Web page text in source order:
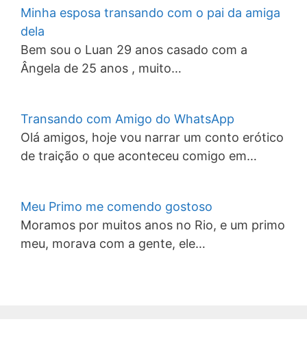
Minha esposa transando com o pai da amiga
dela
Bem sou o Luan 29 anos casado com a
Ângela de 25 anos , muito…
Transando com Amigo do WhatsApp
Olá amigos, hoje vou narrar um conto erótico
de traição o que aconteceu comigo em…
Meu Primo me comendo gostoso
Moramos por muitos anos no Rio, e um primo
meu, morava com a gente, ele…